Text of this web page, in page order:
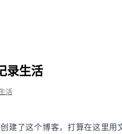
录生活
活
建了这个博客，打算在这里